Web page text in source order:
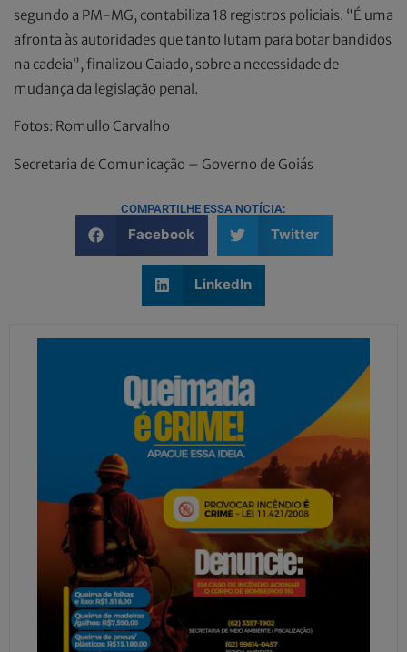
segundo a PM-MG, contabiliza 18 registros policiais. “É uma
afronta às autoridades que tanto lutam para botar bandidos
na cadeia”, finalizou Caiado, sobre a necessidade de
mudança da legislação penal.
Fotos: Romullo Carvalho
Secretaria de Comunicação – Governo de Goiás
COMPARTILHE ESSA NOTÍCIA:
Facebook Twitter
LinkedIn